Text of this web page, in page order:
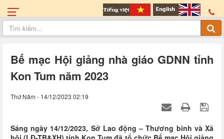
Bế mạc Hội giảng nhà giáo GDNN tỉnh
Kon Tum năm 2023
Thứ Năm - 14/12/2023 02:19
Sáng ngày 14/12/2023, Sở Lao động – Thương binh và Xã